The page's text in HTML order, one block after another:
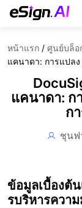
หน้าแรก / ศูนย์บล็อ
แคนาดา: การแปลง
แคนาดา: ก
ก
ชุนฟ
ข้อมูลเบื้องต้
รบริหารควา